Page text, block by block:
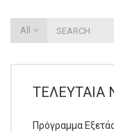
All
ΤΕΛΕΥΤΑΊΑ
Πρόγραμμα